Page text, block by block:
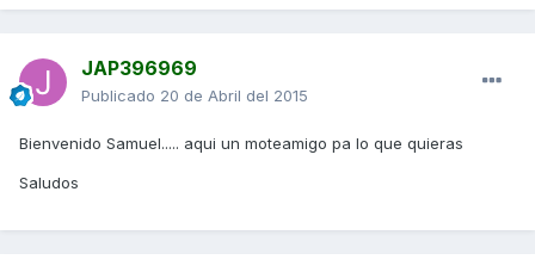
JAP396969
Publicado 20 de Abril del 2015
Bienvenido Samuel..... aqui un moteamigo pa lo que quieras
Saludos